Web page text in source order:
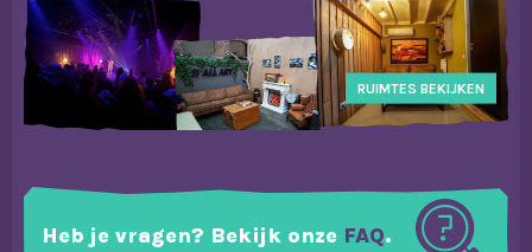
RUIMTES BEKIJKEN
Heb je vragen? Bekijk onze FAQ.